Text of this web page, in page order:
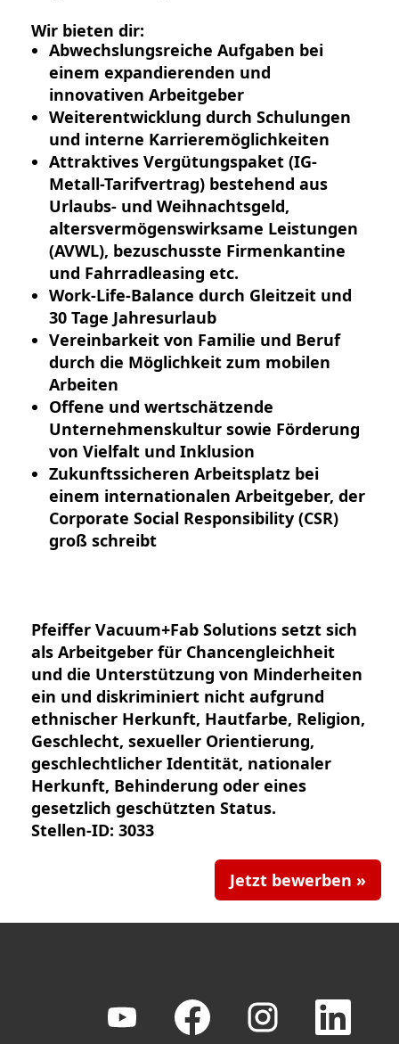
Wir bieten dir:
Abwechslungsreiche Aufgaben bei
einem expandierenden und
innovativen Arbeitgeber
Weiterentwicklung durch Schulungen
und interne Karrieremöglichkeiten
Attraktives Vergütungspaket (IG-
Metall-Tarifvertrag) bestehend aus
Urlaubs- und Weihnachtsgeld,
altersvermögenswirksame Leistungen
(AVWL), bezuschusste Firmenkantine
und Fahrradleasing etc.
Work-Life-Balance durch Gleitzeit und
30 Tage Jahresurlaub
Vereinbarkeit von Familie und Beruf
durch die Möglichkeit zum mobilen
Arbeiten
Offene und wertschätzende
Unternehmenskultur sowie Förderung
von Vielfalt und Inklusion
Zukunftssicheren Arbeitsplatz bei
einem internationalen Arbeitgeber, der
Corporate Social Responsibility (CSR)
groß schreibt
Pfeiffer Vacuum+Fab Solutions setzt sich
als Arbeitgeber für Chancengleichheit
und die Unterstützung von Minderheiten
ein und diskriminiert nicht aufgrund
ethnischer Herkunft, Hautfarbe, Religion,
Geschlecht, sexueller Orientierung,
geschlechtlicher Identität, nationaler
Herkunft, Behinderung oder eines
gesetzlich geschützten Status.
Stellen-ID: 3033
Jetzt bewerben »
W W W W
r